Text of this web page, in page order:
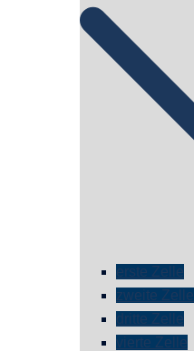
erste Zelle
zweite Zelle
dritte Zelle
vierte Zelle